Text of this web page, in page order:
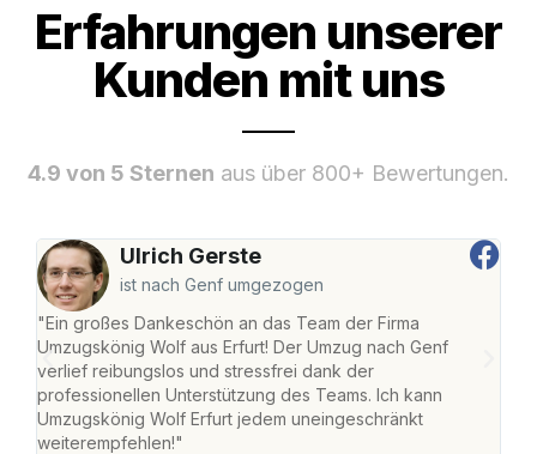
Erfahrungen unserer
Kunden mit uns
4.9 von 5 Sternen aus über 800+ Bewertungen.
Ulrich Gerste
ist nach Genf umgezogen
"Ein großes Dankeschön an das Team der Firma
Umzugskönig Wolf aus Erfurt! Der Umzug nach Genf
verlief reibungslos und stressfrei dank der
professionellen Unterstützung des Teams. Ich kann
Umzugskönig Wolf Erfurt jedem uneingeschränkt
weiterempfehlen!"